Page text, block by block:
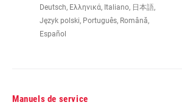
Deutsch, Ελληνικά, Italiano, 日本語,
Język polski, Português, Română,
Español
Manuels de service